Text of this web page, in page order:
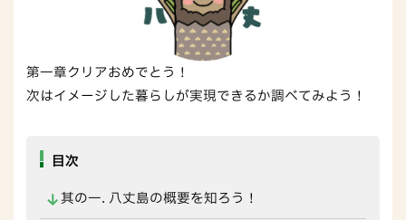
第一章クリアおめでとう！
次はイメージした暮らしが実現できるか調べてみよう！
目次
其の一. 八丈島の概要を知ろう！